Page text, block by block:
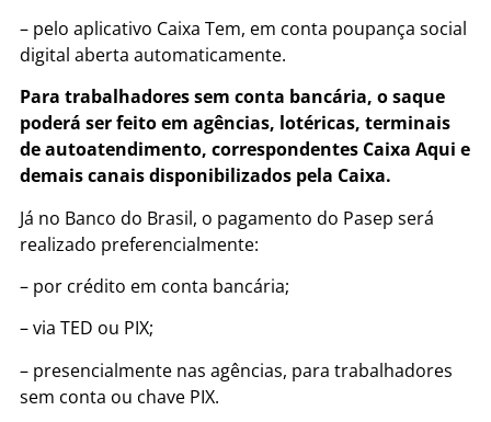
– pelo aplicativo Caixa Tem, em conta poupança social
digital aberta automaticamente.
Para trabalhadores sem conta bancária, o saque
poderá ser feito em agências, lotéricas, terminais
de autoatendimento, correspondentes Caixa Aqui e
demais canais disponibilizados pela Caixa.
Já no Banco do Brasil, o pagamento do Pasep será
realizado preferencialmente:
– por crédito em conta bancária;
– via TED ou PIX;
– presencialmente nas agências, para trabalhadores
sem conta ou chave PIX.